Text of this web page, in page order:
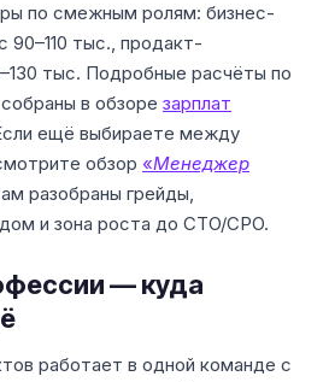
по смежным ролям: бизнес-
90–110 тыс., продакт-
тыс. Подробные расчёты по
в обзоре зарплат
ещё выбираете между
обзор «Менеджер
разобраны грейды,
и зона роста до CTO/CPO.
— куда
работает в одной команде с